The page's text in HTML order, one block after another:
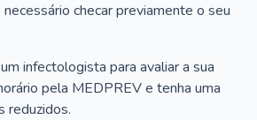
necessário checar previamente o seu
infectologista para avaliar a sua
pela MEDPREV e tenha uma
reduzidos.